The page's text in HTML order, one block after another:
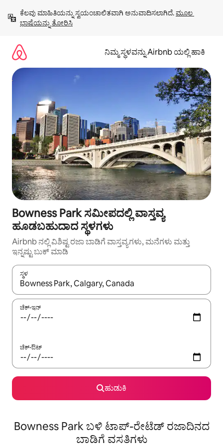
ಹೋಗಿ
ಕೆಲವು ಮಾಹಿತಿಯನ್ನು ಸ್ವಯಂಚಾಲಿತವಾಗಿ ಅನುವಾದಿಸಲಾಗಿದೆ. ಮೂಲ
ಭಾಷೆಯನ್ನು ತೋರಿಸಿ
ನಿಮ್ಮ ಸ್ಥಳವನ್ನು Airbnb ಯಲ್ಲಿ ಹಾಕಿ
Bowness Park ಸಮೀಪದಲ್ಲಿ ವಾಸ್ತವ್ಯ
ಹೂಡಬಹುದಾದ ಸ್ಥಳಗಳು
Airbnb ನಲ್ಲಿ ವಿಶಿಷ್ಟ ರಜಾ ಬಾಡಿಗೆ ವಾಸ್ತವ್ಯಗಳು, ಮನೆಗಳು ಮತ್ತು
ಇನ್ನಷ್ಟು ಬುಕ್ ಮಾಡಿ
ಸ್ಥಳ
ಫಲಿತಾಂಶಗಳು ಲಭ್ಯವಿರುವಾಗ, ಅಪ್ ಮತ್ತು ಡೌನ್ ಬಾಣದ ಕೀಲಿಗಳೊಂದಿಗೆ
ಚೆಕ್-ಇನ್
ಚೆಕ್-ಔಟ್
ಹುಡುಕಿ
Bowness Park ಬಳಿ ಟಾಪ್-ರೇಟೆಡ್ ರಜಾದಿನದ
ಬಾಡಿಗೆ ವಸತಿಗಳು